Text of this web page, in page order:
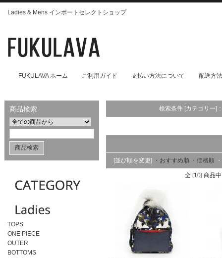
Ladies & Mens インポートセレクトショップ
FUKULAVA ホーム ご利用ガイド 支払い方法について 配送方
商品検索
TOPS
ONE PIECE
OUTER
BOTTOMS
検索条件 [カテゴリー]
[並び順を変更] ・おすすめ順 ・価格順
全 [10] 商品